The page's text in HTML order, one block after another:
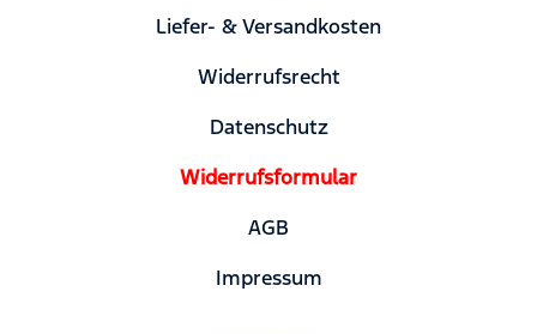
Liefer- & Versandkosten
Widerrufsrecht
Datenschutz
Widerrufsformular
AGB
Impressum